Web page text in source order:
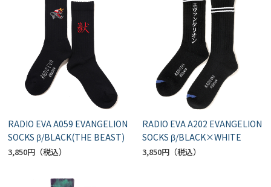
RADIO EVA A059 EVANGELION
SOCKS β/BLACK(THE BEAST)
3,850円
RADIO EVA A202 EVANGELION
SOCKS β/BLACK×WHITE
3,850円